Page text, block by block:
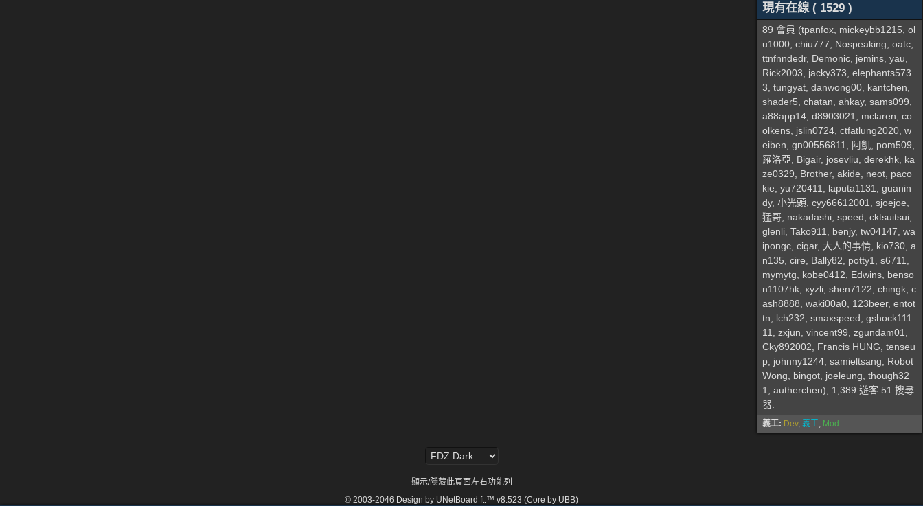
現有在線 ( 1529 )
89 會員 (tpanfox mickeybb1215 ol
u1000 chiu777 Nospeaking oatc
ttnfnndedr, Demonic jemins yau
Rick2003
jacky373 elephants573
3 tungyat danwong00 kantchen
shader5 chatan ahkay, sams099
a88app14 d8903021 mclaren co
olkens jslin0724 ctfatlung2020 w
eiben gn00556811 阿凱 pom509
羅洛亞
Bigair, josevliu derekhk ka
ze0329
Brother, akide neot paco
kie yu720411 laputa1131
guanin
dy, 小光頭 cyy66612001 sjoejoe
猛哥 nakadashi speed cktsuitsui
glenli Tako911 benjy, tw04147 wa
ipongc cigar, 大人的事情 kio730 a
n135 cire Bally82 potty1 s6711
mymytg
kobe0412 Edwins benso
n1107hk xyzli shen7122 chingk c
ash8888 waki00a0 123beer, entot
tn
lch232 smaxspeed gshock111
11
zxjun vincent99 zgundam01
Cky892002
Francis HUNG tenseu
p johnny1244 samieltsang
Robot
Wong
bingot joeleung though32
1
autherchen), 1,389 遊客 51 搜尋
器.
義工: Dev, 義工, Mod
顯示/隱藏此頁面左右功能列
© 2003-2046 Design by UNetBoard ft.™ v8.523 (Core by UBB)